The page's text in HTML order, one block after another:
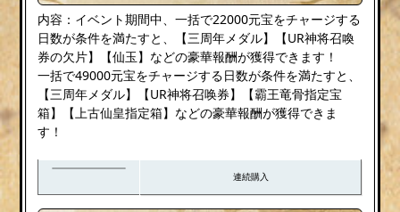
内容：イベント期間中、一括で22000元宝をチャージする
日数が条件を満たすと、【三周年メダル】【UR神将召喚
券の欠片】【仙玉】などの豪華報酬が獲得できます！
一括で49000元宝をチャージする日数が条件を満たすと、
【三周年メダル】【UR神将召唤券】【霸王竜骨指定宝
箱】【上古仙皇指定箱】などの豪華報酬が獲得できま
す！
連続購入